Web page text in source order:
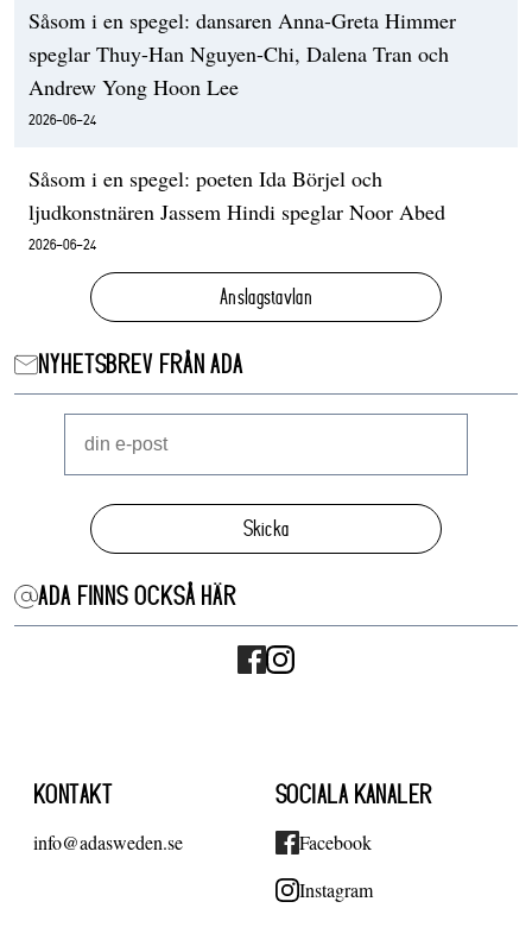
Såsom i en spegel: dansaren Anna-Greta Himmer
speglar Thuy-Han Nguyen-Chi, Dalena Tran och
Andrew Yong Hoon Lee
2026-06-24
Såsom i en spegel: poeten Ida Börjel och
ljudkonstnären Jassem Hindi speglar Noor Abed
2026-06-24
Anslagstavlan
NYHETSBREV FRÅN ADA
Skicka
ADA FINNS OCKSÅ HÄR
KONTAKT
info@adasweden.se
SOCIALA KANALER
Facebook
Instagram